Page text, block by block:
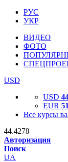
РУС
УКР
ВИДЕО
ФОТО
USD
USD
EUR
Все курсы
44.4278
Авторизация
Поиск
UA